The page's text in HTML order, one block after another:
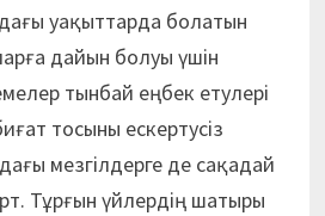
уақыттарда болатын
дайын болуы үшін
тынбай еңбек етулері
тосыны ескертусіз
мезгілдерге де сақадай
Тұрғын үйлердің шатыры